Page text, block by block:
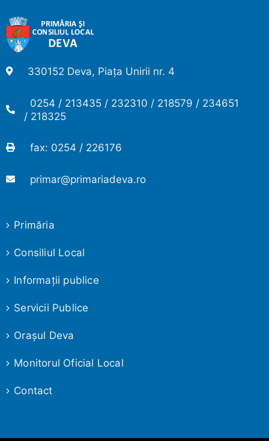
330152 Deva, Piața Unirii nr. 4
0254 / 213435 / 232310 / 218579 / 234651
/ 218325
fax: 0254 / 226176
primar@primariadeva.ro
Primăria
Consiliul Local
Informaţii publice
Servicii Publice
Oraşul Deva
Monitorul Oficial Local
Contact